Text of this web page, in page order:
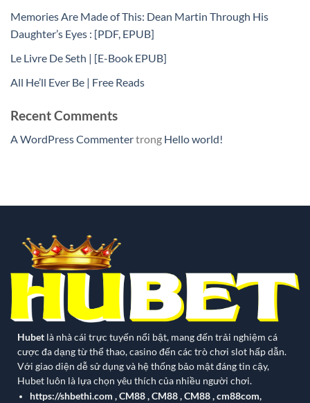
Memories Are Made of This: Dean Martin Through His
Daughter’s Eyes : [PDF, EPUB]
Le Livre De Seth | [E-Book EPUB]
All He’ll Ever Be | Free Reads
Recent Comments
A WordPress Commentertrong Hello world!
Hubet là nhà cái trực tuyến nổi bật, mang đến trải nghiệm cá
cược đa dạng từ thể thao, casino đến các trò chơi slot hấp dẫn.
Với giao diện dễ sử dụng và hệ thống bảo mật đáng tin cậy,
Hubet luôn là lựa chọn yêu thích của nhiều người chơi.
https://shbethi.com ,CM88,CM88,CM88,cm88com,